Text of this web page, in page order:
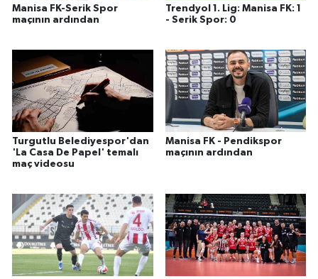
Manisa FK-Serik Spor
maçının ardından
Trendyol 1. Lig: Manisa FK: 1
- Serik Spor: 0
Turgutlu Belediyespor'dan
'La Casa De Papel' temalı
maç videosu
Manisa FK - Pendikspor
maçının ardından